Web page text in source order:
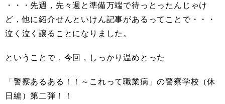
・・・先週，先々週と準備万端で待っとったんじゃけ
ど，他に紹介せんといけん記事があるってことで・・・
泣く泣く譲ることになりました。
ということで，今回，しっかり温めとった
「警察あるある！！～これって職業病」の警察学校（休
日編）第二弾！！